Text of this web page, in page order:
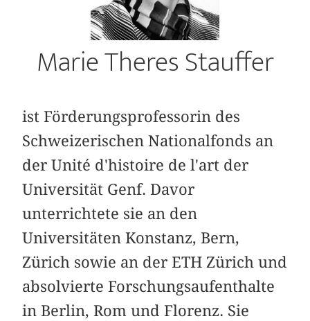
Marie Theres Stauffer
ist Förderungsprofessorin des
Schweizerischen Nationalfonds an
der Unité d'histoire de l'art der
Universität Genf. Davor
unterrichtete sie an den
Universitäten Konstanz, Bern,
Zürich sowie an der ETH Zürich und
absolvierte Forschungsaufenthalte
in Berlin, Rom und Florenz. Sie